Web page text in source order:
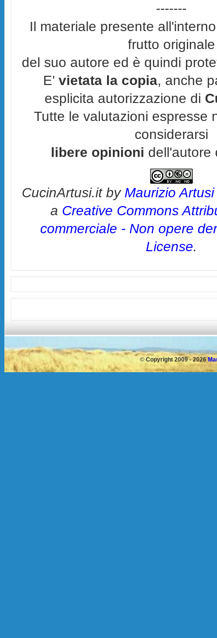
-------
Il materiale presente
frutto originale
del suo autore ed è quindi
E'vietata la copia, anche
esplicita autorizzazione di
Tutte le valutazioni espresse
considerarsi
libere opinioni dell'autore
CucinArtusi.itby Maurizio Artusi
a Creative Commons
commerciale - Non opere
License.
© Copyright 2009 - 2026